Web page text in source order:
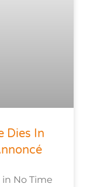
Dies In
in No Time